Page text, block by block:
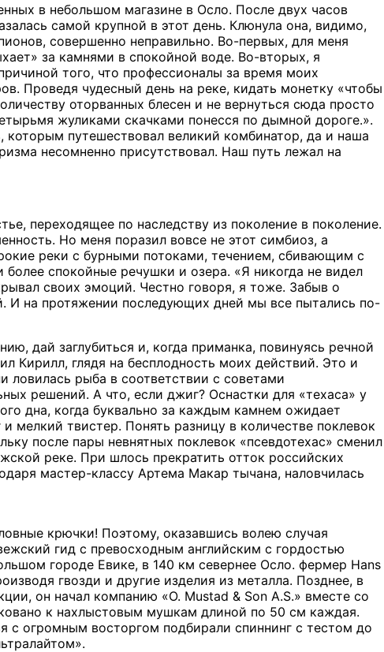
в небольшом магазине в Осло. После двух часов
самой крупной в этот день. Клюнула она, видимо,
совершенно неправильно. Во-первых, для меня
за камнями в спокойной воде. Во-вторых, я
того, что профессионалы за время моих
Проведя чудесный день на реке, кидать монетку «чтобы
оторванных блесен и не вернуться сюда просто
жуликами скачками понесся по дымной дороге.».
путешествовал великий комбинатор, да и наша
несомненно присутствовал. Наш путь лежал на
переходящее по наследству из поколение в поколение.
Но меня поразил вовсе не этот симбиоз, а
реки с бурными потоками, течением, сбивающим с
спокойные речушки и озера. «Я никогда не видел
своих эмоций. Честно говоря, я тоже. Забыв о
И на протяжении последующих дней мы все пытались по-
дай заглубиться и, когда приманка, повинуясь речной
Кирилл, глядя на бесплодность моих действий. Это и
рыба в соответствии с советами
решений. А что, если джиг? Оснастки для «техаса» у
дна, когда буквально за каждым камнем ожидает
мелкий твистер. Понять разницу в количестве поклевок
после пары невнятных поклевок «псевдотехас» сменил
реке. При шлось прекратить отток российских
мастер-классу Артема Макар тычана, наловчилась
крючки! Поэтому, оказавшись волею случая
гид с превосходным английским с гордостью
городе Евике, в 140 км севернее Осло. фермер Hans
гвозди и другие изделия из металла. Позднее, в
он начал компанию «О. Mustad & Son A.S.» вместе со
к нахлыстовым мушкам длиной по 50 см каждая.
с огромным восторгом подбирали спиннинг с тестом до